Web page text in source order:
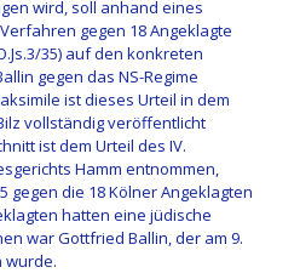
wird, soll anhand eines
gegen 18 Angeklagte
35) auf den konkreten
gegen das NS-Regime
ist dieses Urteil in dem
vollständig veröffentlicht
ist dem Urteil des IV.
Hamm entnommen,
gegen die 18 Kölner Angeklagten
hatten eine jüdische
war Gottfried Ballin, der am 9.
wurde.